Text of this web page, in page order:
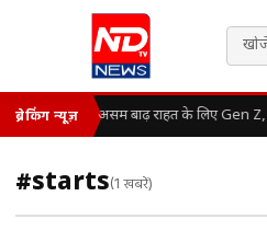
ब्रेकिंग न्यूज़ असम बाढ़ राहत के लिए Gen Z,
#starts(1 खबरें)